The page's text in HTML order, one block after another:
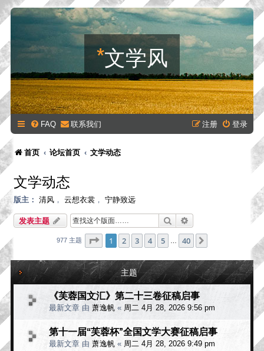
*文学风
FAQ 联系我们 登录
注册
首页 论坛首页 文学动态
文学动态
版主： 清风 ， 云想衣裳 ， 宁静致远
发表主题 搜索
977 主题 分页：1 40
1 2 3 4 5 40
主题
《芙蓉国文汇》第二十三卷征稿启事
最新文章 由 萧逸帆 « 周二 4月 28, 2026 9:56 pm
第十一届“芙蓉杯”全国文学大赛征稿启事
最新文章 由 萧逸帆 « 周二 4月 28, 2026 9:49 pm